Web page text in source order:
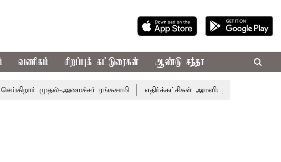
வணிகம் சிறப்புக் கட்டுரைகள் ஆண்டு சந்தா
முதல்-அமைச்சர் ரங்கசாமி எதிர்க்கட்சிகள் அமளி: நாடாளுமன்ற இரு